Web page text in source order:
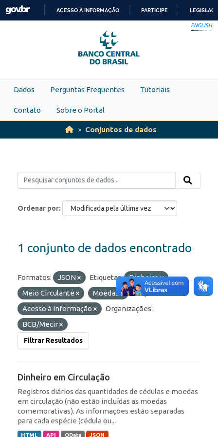
Skip to main content
PARA
O
CONTEÚDO
ACESSO À INFORMAÇÃO PARTICIPE
ENGLISH
Dados Perguntas Frequentes Tutoriais
Contato Sobre o Portal
Conjuntos de dados
Ordenar por
1 conjunto de dados encontrado
Formatos: JSON Etiquetas:
Dinheiro
Meio Circulante
Moedas
Grupos:
Acesso à Informação
Organizações:
BCB/Mecir
Filtrar Resultados
Dinheiro em Circulação
Registros diários das quantidades de cédulas e moedas
em circulação (não estão incluídas as moedas
comemorativas). As informações estão separadas
para cada espécie (cédula ou...
HTML API OData JSON